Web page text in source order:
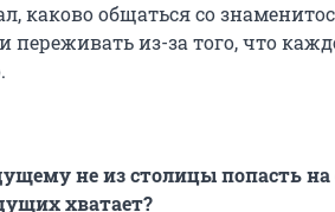
каково общаться со
переживать из-за того, что
не из столицы попасть
хватает?